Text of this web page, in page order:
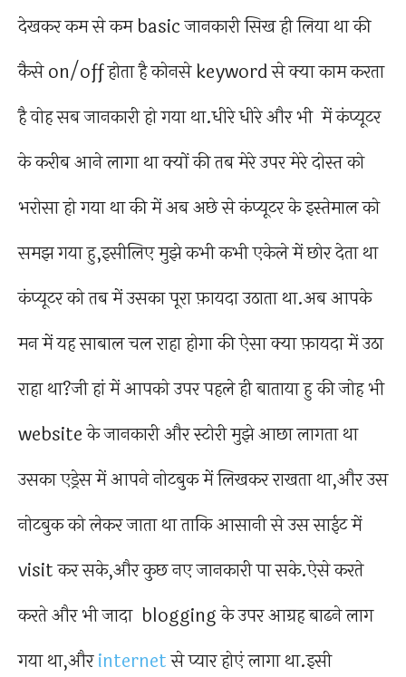
देखकर कम से कम basic जानकारी सिख ही लिया था की
कैसे on/off होता है कोनसे keyword से क्या काम करता
है वोह सब जानकारी हो गया था.धीरे धीरे और भी में कंप्यूटर
के करीब आने लागा था क्यों की तब मेरे उपर मेरे दोस्त को
भरोसा हो गया था की में अब अछे से कंप्यूटर के इस्तेमाल को
समझ गया हु,इसीलिए मुझे कभी कभी एकेले में छोर देता था
कंप्यूटर को तब में उसका पूरा फ़ायदा उठाता था.अब आपके
मन में यह साबाल चल राहा होगा की ऐसा क्या फ़ायदा में उठा
राहा था?जी हां में आपको उपर पहले ही बाताया हु की जोह भी
website के जानकारी और स्टोरी मुझे आछा लागता था
उसका एड्रेस में आपने नोटबुक में लिखकर राखता था,और उस
नोटबुक को लेकर जाता था ताकि आसानी से उस साईट में
visit कर सके,और कुछ नए जानकारी पा सके.ऐसे करते
करते और भी जादा blogging के उपर आग्रह बाढने लाग
गया था,औरinternetसे प्यार होएं लागा था.इसी